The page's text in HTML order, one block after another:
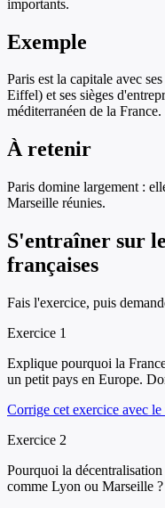
importants.
Exemple
Paris est la capitale avec
Eiffel) et ses sièges
méditerranéen de la France.
À retenir
Paris domine largement :
Marseille réunies.
S'entraîner sur
françaises
Fais l'exercice, puis
Exercice 1
Explique pourquoi la
un petit pays en Europe.
Corrige cet exercice avec
Exercice 2
Pourquoi la
comme Lyon ou Marseille